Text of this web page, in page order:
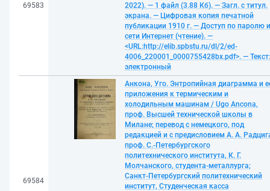
69583
2022). — 1 файл (3.88 Кб). — Загл. с титул.
экрана. — Цифровая копия печатной
публикации 1910 г. — Доступ по паролю
сети Интернет (чтение). —
<URL:http://elib.spbstu.ru/dl/2/ed-
4006_220001_0000755428bx.pdf>. — Текст:
электронный
69584
Анкона, Уго. Энтропийная диаграмма и
приложения к термическим и
холодильным машинам / Ugo Ancona,
проф. Высшей технической школы в
Милане; перевод с немецкого, под
редакцией и с предисловием А. А.
проф. С.-Петербургского
политехнического института, К. Г.
Молчанского, студента-металлурга;
Санкт-Петербургский политехнический
институт, Студенческая касса